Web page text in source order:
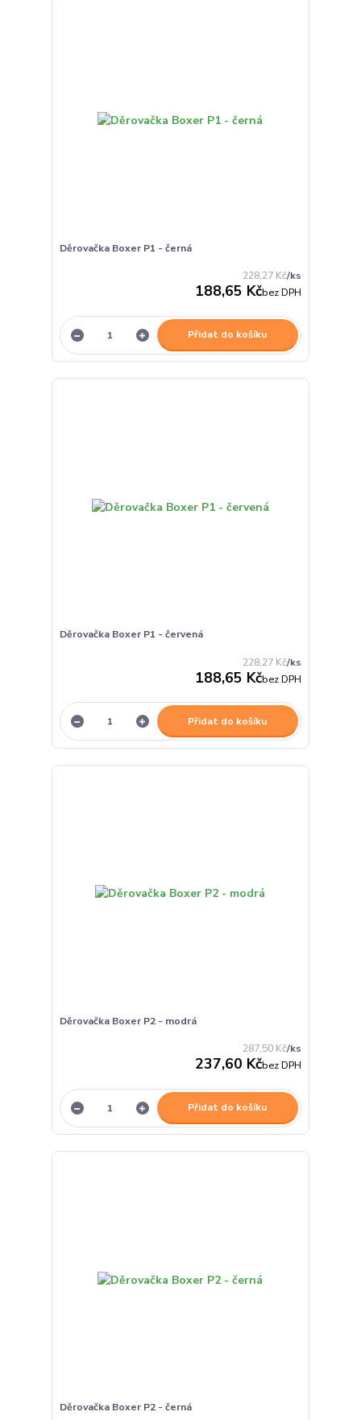
Děrovačka Boxer P1 - černá
228,27 Kč/ks
188,65 Kčbez DPH
Přidat do košíku
Děrovačka Boxer P1 - červená
228,27 Kč/ks
188,65 Kčbez DPH
Přidat do košíku
Děrovačka Boxer P2 - modrá
287,50 Kč/ks
237,60 Kčbez DPH
Přidat do košíku
Děrovačka Boxer P2 - černá